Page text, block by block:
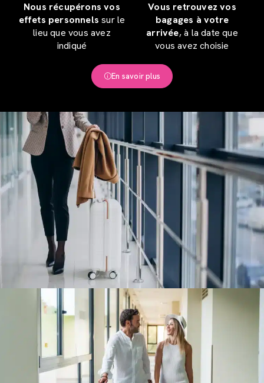
Nous récupérons vos
effets personnelssur le
lieu que vous avez
indiqué
Vous retrouvez vos
bagages à votre
arrivée, à la date que
vous avez choisie
En savoir plus